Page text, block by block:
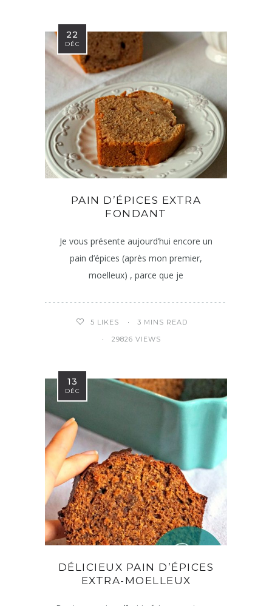
22
DÉC
PAIN D’ÉPICES EXTRA
FONDANT
Je vous présente aujourd’hui encore un
pain d’épices (après mon premier,
moelleux) , parce que je
5 LIKES 3 MINS READ
29826 VIEWS
13
DÉC
DÉLICIEUX PAIN D’ÉPICES
EXTRA-MOELLEUX